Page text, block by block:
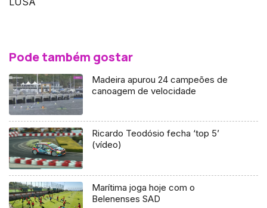
Pode também gostar
Madeira apurou 24 campeões de
canoagem de velocidade
Ricardo Teodósio fecha ‘top 5’
(vídeo)
Marítima joga hoje com o
Belenenses SAD